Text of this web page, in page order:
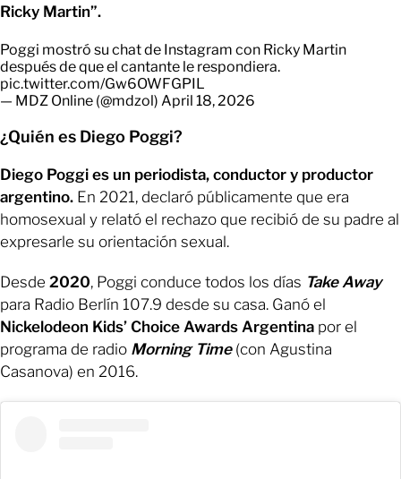
Ricky Martin”.
Poggi mostró su chat de Instagram con Ricky Martin
después de que el cantante le respondiera.
pic.twitter.com/Gw6OWFGPIL
— MDZ Online (@mdzol) April 18, 2026
¿Quién es Diego Poggi?
Diego Poggi es un periodista, conductor y productor
argentino. En 2021, declaró públicamente que era
homosexual y relató el rechazo que recibió de su padre al
expresarle su orientación sexual.
Desde 2020, Poggi conduce todos los días Take Away
para Radio Berlín 107.9 desde su casa. Ganó el
Nickelodeon Kids’ Choice Awards Argentina por el
programa de radio Morning Time (con Agustina
Casanova) en 2016.